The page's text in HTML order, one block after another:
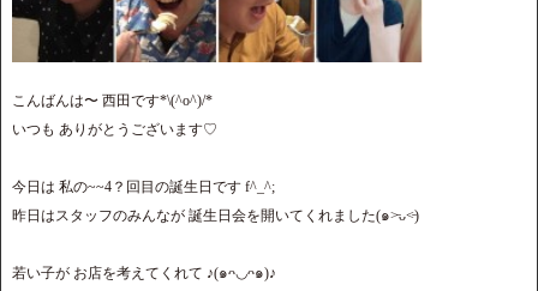
こんばんは〜 西田です*\(^o^)/*
いつも ありがとうございます♡
今日は 私の~~4？回目の誕生日です f^_^;
昨日はスタッフのみんなが 誕生日会を開いてくれました(๑˃̵ᴗ˂̵)
若い子が お店を考えてくれて ♪(๑ᴖ◡ᴖ๑)♪